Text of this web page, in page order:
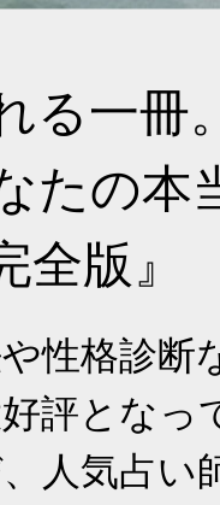
る一冊
の本
版』
性格診断
評となっ
人気占い